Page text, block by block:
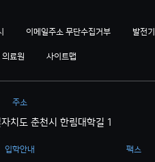
이메일주소 무단수집거부 발전
료원 사이트맵
주소
치도 춘천시 한림대학길 1
입학안내 팩스